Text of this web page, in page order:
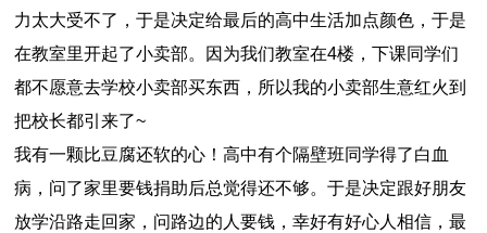
力太大受不了，于是决定给最后的高中生活加点颜色，于是
在教室里开起了小卖部。因为我们教室在4楼，下课同学们
都不愿意去学校小卖部买东西，所以我的小卖部生意红火到
把校长都引来了~
我有一颗比豆腐还软的心！高中有个隔壁班同学得了白血
病，问了家里要钱捐助后总觉得还不够。于是决定跟好朋友
放学沿路走回家，问路边的人要钱，幸好有好心人相信，最